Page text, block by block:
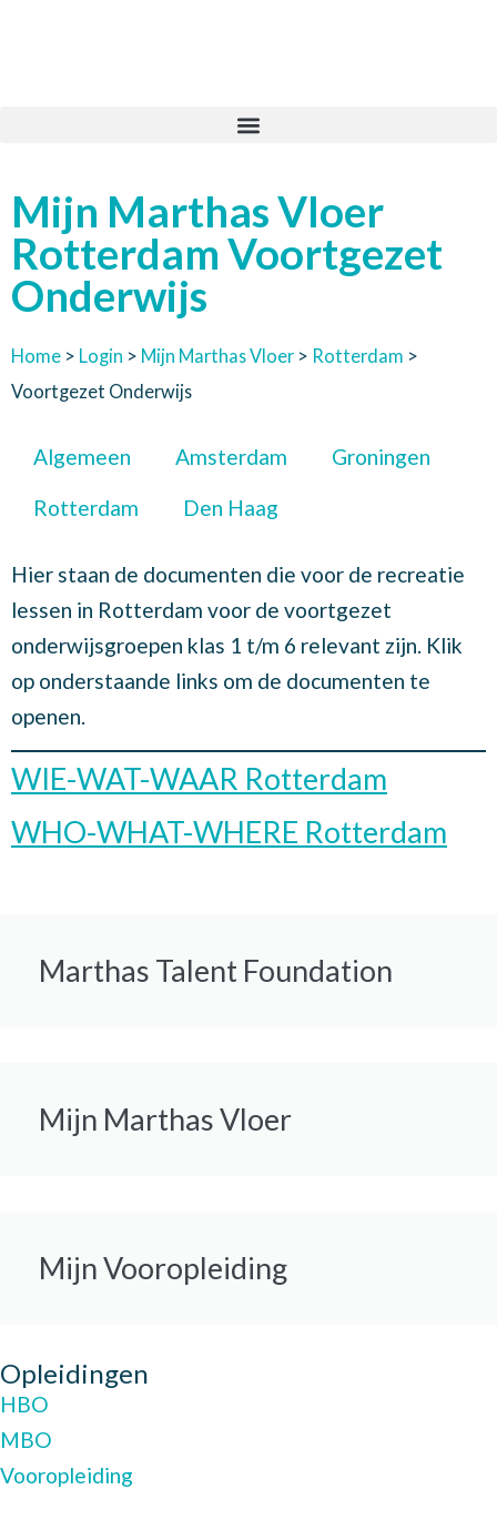
Mijn Marthas Vloer
Rotterdam Voortgezet
Onderwijs
Home > Login > Mijn Marthas Vloer > Rotterdam >
Voortgezet Onderwijs
Algemeen Amsterdam
Groningen
Rotterdam
Den Haag
Hier staan de documenten die voor de recreatie
lessen in Rotterdam voor de voortgezet
onderwijsgroepen klas 1 t/m 6 relevant zijn. Klik
op onderstaande links om de documenten te
openen.
WIE-WAT-WAAR Rotterdam
WHO-WHAT-WHERE Rotterdam
Marthas Talent Foundation
Mijn Marthas Vloer
Mijn Vooropleiding
Opleidingen
HBO
MBO
Vooropleiding